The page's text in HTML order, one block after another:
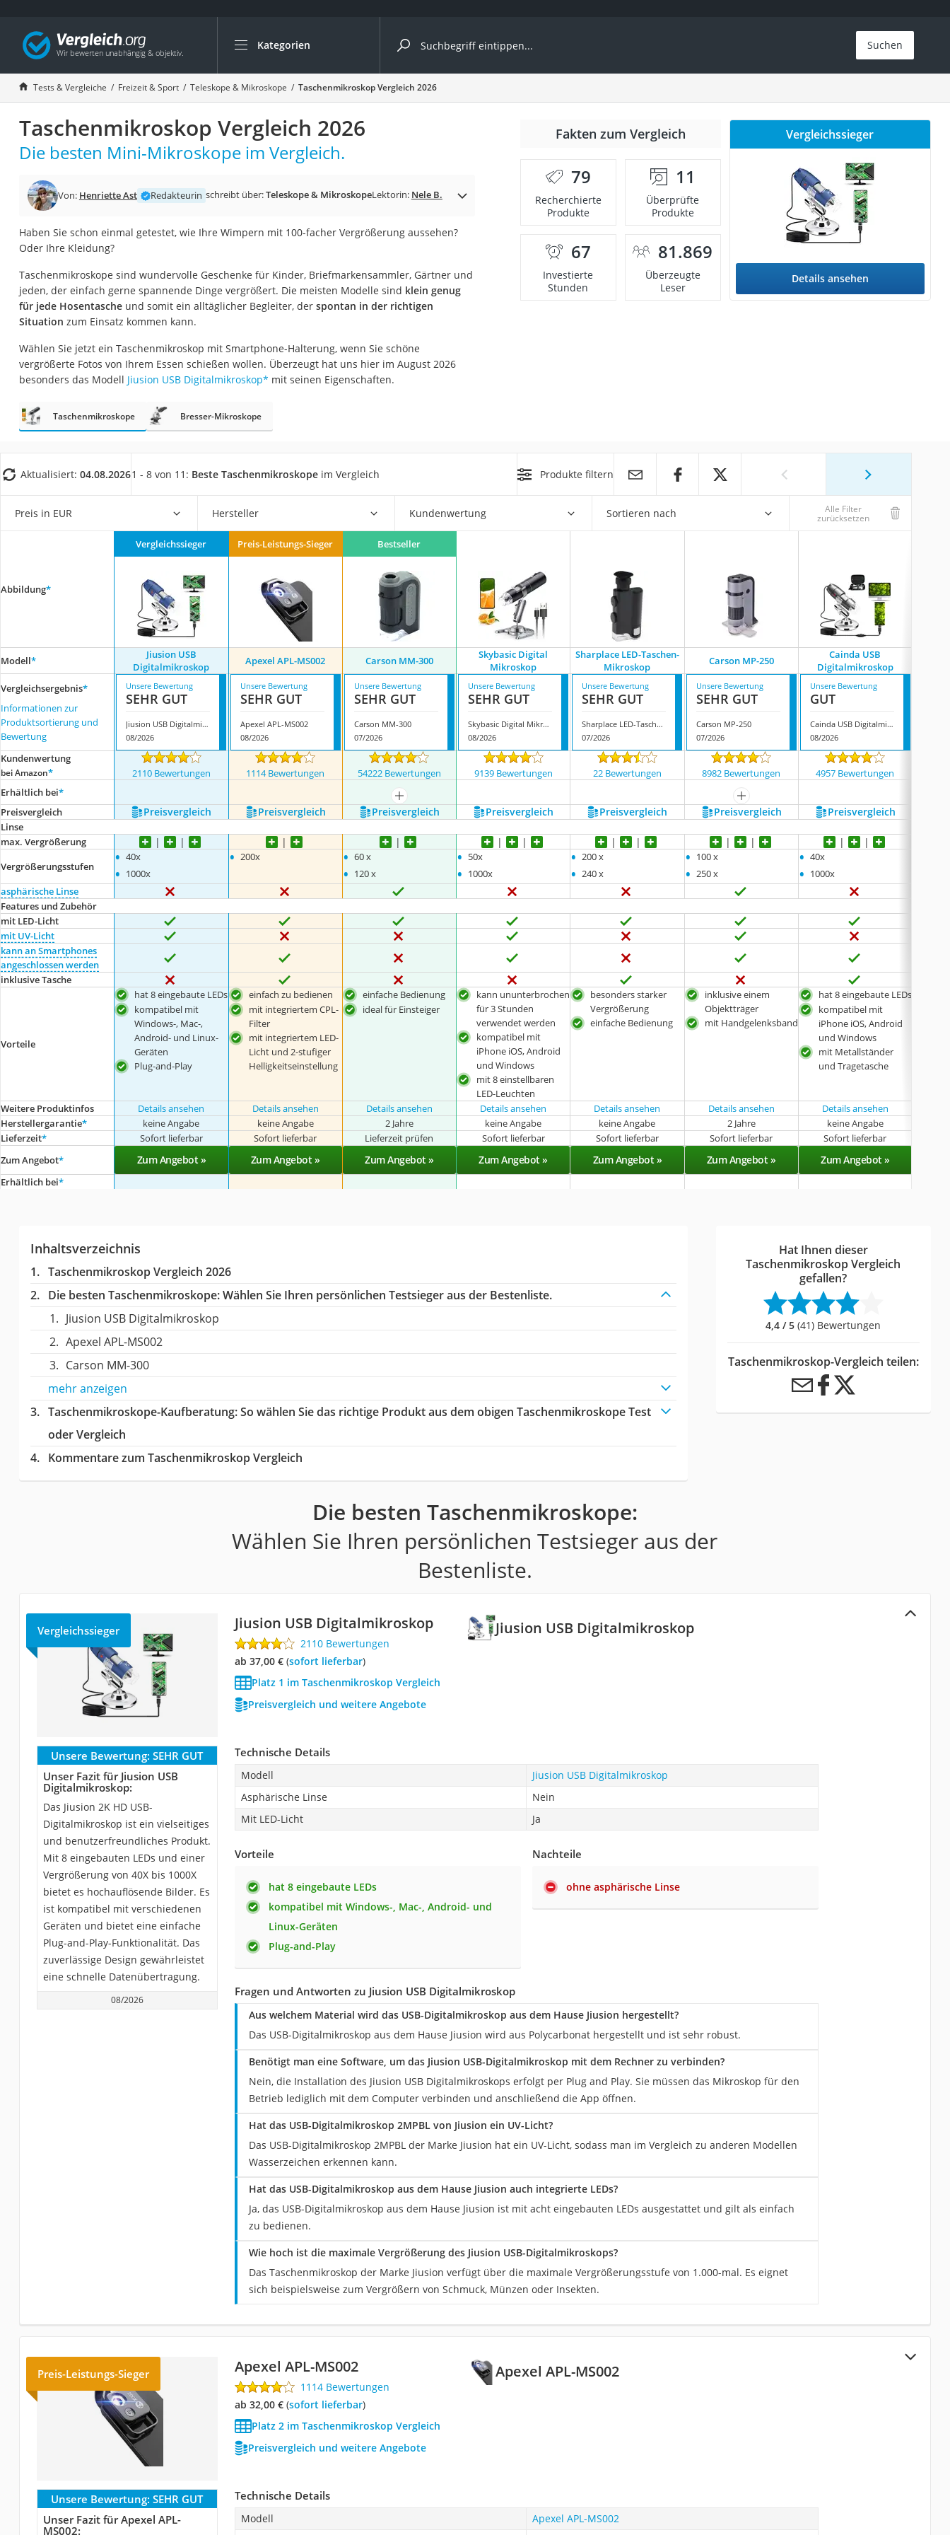
Kategorien
Die beliebtesten Vergleiche nach Kategorie
Freizeit & Sport
Gartentrampolin
Trampolin
Metalldetektor
Eufab-Fahrradträger
Trampolin 366 cm
Aluminium-Koffer
Air Bike
E-Bike-Dreirad
Reisetasche mit Rollen
Klimmzugstation
Nachtsichtgerät
Wanderschuhe Herren
Sicherheitsweste Reiten
Service
Suchen
Tests & Vergleiche Freizeit & Sport Teleskope & Mikroskope Taschenmikroskop Vergleich 2026
Taschenmikroskop Vergleich 2026
Die besten Mini-Mikroskope im Vergleich.
Von: Henriette Ast Redakteurin schreibt über:Teleskope & MikroskopeLektorin: Nele B.
Haben Sie schon einmal getestet, wie Ihre Wimpern mit 100-facher Vergrößerung aussehen?
Oder Ihre Kleidung?
Taschenmikroskope sind wundervolle Geschenke für Kinder, Briefmarkensammler, Gärtner und
jeden, der einfach gerne spannende Dinge vergrößert. Die meisten Modelle sind klein genug
für jede Hosentascheund somit ein alltäglicher Begleiter, der spontan in der richtigen
Situation zum Einsatz kommen kann.
Wählen Sie jetzt ein Taschenmikroskop mit Smartphone-Halterung, wenn Sie schöne
vergrößerte Fotos von Ihrem Essen schießen wollen. Überzeugt hat uns hier im August 2026
besonders das Modell Jiusion USB Digitalmikroskop* mit seinen Eigenschaften.
Fakten zum Vergleich
79
Recherchierte
Produkte
11
Überprüfte
Produkte
67
Investierte
Stunden
81.869
Überzeugte
Leser
Vergleichssieger
Details ansehen
Taschenmikroskope Bresser-Mikroskope
Aktualisiert: 04.08.20261 - 8 von 11: Beste Taschenmikroskope im Vergleich Produkte filtern
Preis in EUR Hersteller Kundenwertung Sortieren nach Alle Filter
zurücksetzen
Abbildung*
Vergleichssieger Preis-Leistungs-Sieger Bestseller
Modell*
Jiusion USB
Digitalmikroskop
Apexel APL-MS002 Carson MM-300
Skybasic Digital
Mikroskop
Sharplace LED-Taschen-
Mikroskop
Carson MP-250
Cainda USB
Digitalmikroskop
Vergleichsergebnis*
Informationen zur
Produktsortierung und
Bewertung
Unsere Bewertung
SEHR GUT
Jiusion USB Digitalmikroskop
08/2026
Unsere Bewertung
SEHR GUT
Apexel APL-MS002
08/2026
Unsere Bewertung
SEHR GUT
Carson MM-300
07/2026
Unsere Bewertung
SEHR GUT
Skybasic Digital Mikroskop
08/2026
Unsere Bewertung
SEHR GUT
Sharplace LED-Taschen-Mikroskop
07/2026
Unsere Bewertung
SEHR GUT
Carson MP-250
07/2026
Unsere Bewertung
GUT
Cainda USB Digitalmikroskop
08/2026
Kundenwertung
bei Amazon* 2110 Bewertungen 1114 Bewertungen 54222 Bewertungen 9139 Bewertungen 22 Bewertungen 8982 Bewertungen 4957 Bewertungen
Erhältlich bei*
mehr anzeigen
mehr anzeigen
Preis­vergleich
Preis­vergleich Preis­vergleich Preis­vergleich Preis­vergleich Preis­vergleich Preis­vergleich Preis­vergleich
Linse
max. Vergrößerung
Vergrößerungsstufen
• 40x
• 1000x
• 200x • 60 x
• 120 x
• 50x
• 1000x
• 200 x
• 240 x
• 100 x
• 250 x
• 40x
• 1000x
asphärische Linse
Features und Zubehör
mit LED-Licht
mit UV-Licht
kann an Smartphones
angeschlossen werden
inklusive Tasche
Vorteile
hat 8 eingebaute LEDs
kompatibel mit
Windows-, Mac-,
Android- und Linux-
Geräten
Plug-and-Play
einfach zu bedienen
mit integriertem CPL-
Filter
mit integriertem LED-
Licht und 2-stufiger
Helligkeitseinstellung
einfache Bedienung
ideal für Einsteiger
kann ununterbrochen
für 3 Stunden
verwendet werden
kompatibel mit
iPhone iOS, Android
und Windows
mit 8 einstellbaren
LED-Leuchten
besonders starker
Vergrößerung
einfache Bedienung
inklusive einem
Objektträger
mit Handgelenksband
hat 8 eingebaute LEDs
kompatibel mit
iPhone iOS, Android
und Windows
mit Metallständer
und Tragetasche
Weitere Produktinfos Details ansehen Details ansehen Details ansehen Details ansehen Details ansehen Details ansehen
Details ansehen
Herstellergarantie* keine Angabe keine Angabe 2 Jahre keine Angabe keine Angabe 2 Jahre
keine Angabe
Lieferzeit* Sofort lieferbar Sofort lieferbar Lieferzeit prüfen Sofort lieferbar Sofort lieferbar Sofort lieferbar Sofort lieferbar
Zum Angebot* Zum Angebot » Zum Angebot » Zum Angebot » Zum Angebot » Zum Angebot » Zum Angebot » Zum Angebot »
Erhältlich bei*
Inhaltsverzeichnis
Taschenmikroskop Vergleich 2026
Die besten Taschenmikroskope:Wählen Sie Ihren persönlichen Testsieger aus der Bestenliste.
Jiusion USB Digitalmikroskop
Apexel APL-MS002
Carson MM-300
mehr anzeigen
Taschenmikroskope-Kaufberatung: So wählen Sie das richtige Produkt aus dem obigen Taschenmikroskope Test
oder Vergleich
Kommentare zum Taschenmikroskop Vergleich
Hat Ihnen dieser
Taschenmikroskop Vergleich
gefallen?
4,4 / 5 (41) Bewertungen
Taschenmikroskop-Vergleich teilen:
Die besten Taschenmikroskope:
Wählen Sie Ihren persönlichen Testsieger aus der
Bestenliste.
Jiusion USB Digitalmikroskop
Vergleichssieger Jiusion USB Digitalmikroskop
2110 Bewertungen
ab 37,00 €( Sofort lieferbar)
Platz 1 im Taschenmikroskop Vergleich
Preisvergleich und weitere Angebote
Unsere Bewertung: SEHR GUT
Unser Fazit für Jiusion USB
Digitalmikroskop:
Das Jiusion 2K HD USB-
Digitalmikroskop ist ein vielseitiges
und benutzerfreundliches Produkt.
Mit 8 eingebauten LEDs und einer
Vergrößerung von 40X bis 1000X
bietet es hochauflösende Bilder. Es
ist kompatibel mit verschiedenen
Geräten und bietet eine einfache
Plug-and-Play-Funktionalität. Das
zuverlässige Design gewährleistet
eine schnelle Datenübertragung.
08/2026
Technische Details
Modell
Jiusion USB Digitalmikroskop
Asphärische Linse
Nein
Mit LED-Licht
Ja
Vorteile
hat 8 eingebaute LEDs
kompatibel mit Windows-, Mac-, Android- und
Linux-Geräten
Plug-and-Play
Nachteile
ohne asphärische Linse
Fragen und Antworten zu Jiusion USB Digitalmikroskop
Aus welchem Material wird das USB-Digitalmikroskop aus dem Hause Jiusion hergestellt?
Das USB-Digitalmikroskop aus dem Hause Jiusion wird aus Polycarbonat hergestellt und ist sehr robust.
Benötigt man eine Software, um das Jiusion USB-Digitalmikroskop mit dem Rechner zu verbinden?
Nein, die Installation des Jiusion USB Digitalmikroskops erfolgt per Plug and Play. Sie müssen das Mikroskop für den
Betrieb lediglich mit dem Computer verbinden und anschließend die App öffnen.
Hat das USB-Digitalmikroskop 2MPBL von Jiusion ein UV-Licht?
Das USB-Digitalmikroskop 2MPBL der Marke Jiusion hat ein UV-Licht, sodass man im Vergleich zu anderen Modellen
Wasserzeichen erkennen kann.
Hat das USB-Digitalmikroskop aus dem Hause Jiusion auch integrierte LEDs?
Ja, das USB-Digitalmikroskop aus dem Hause Jiusion ist mit acht eingebauten LEDs ausgestattet und gilt als einfach
zu bedienen.
Wie hoch ist die maximale Vergrößerung des Jiusion USB-Digitalmikroskops?
Das Taschenmikroskop der Marke Jiusion verfügt über die maximale Vergrößerungsstufe von 1.000-mal. Es eignet
sich beispielsweise zum Vergrößern von Schmuck, Münzen oder Insekten.
Apexel APL-MS002
Preis-Leistungs-Sieger Apexel APL-MS002
1114 Bewertungen
ab 32,00 €( Sofort lieferbar)
Platz 2 im Taschenmikroskop Vergleich
Preisvergleich und weitere Angebote
Unsere Bewertung: SEHR GUT
Unser Fazit für Apexel APL-
MS002:
Technische Details
Modell
Apexel APL-MS002